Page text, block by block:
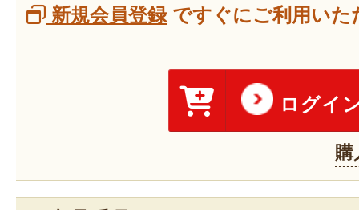
新規会員登録ですぐにご利用いた
ログイ
購